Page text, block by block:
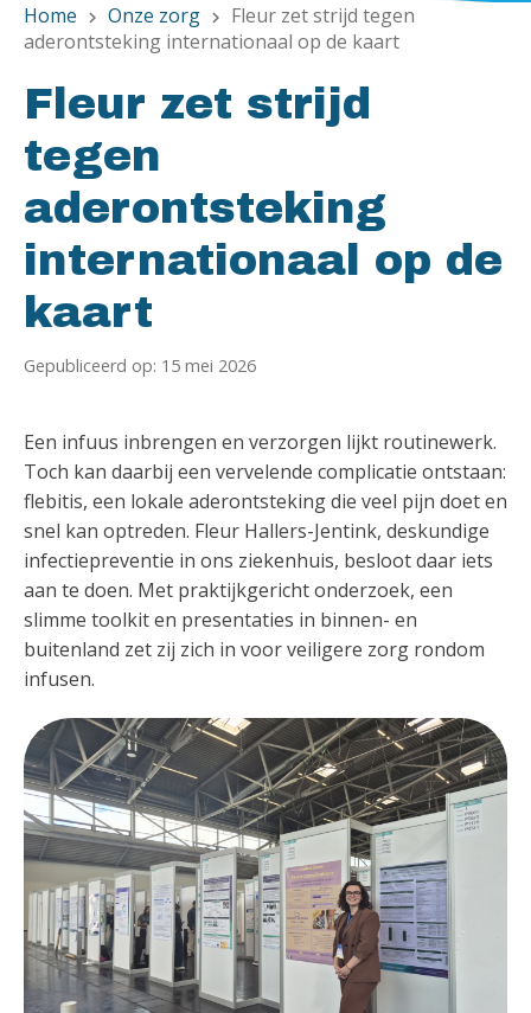
Home chevron_right Onze zorg chevron_right
Fleur zet strijd tegen
aderontsteking internationaal op de kaart
Fleur zet strijd
tegen
aderontsteking
internationaal op de
kaart
Gepubliceerd op: 15 mei 2026
Een infuus inbrengen en verzorgen lijkt routinewerk.
Toch kan daarbij een vervelende complicatie ontstaan:
flebitis, een lokale aderontsteking die veel pijn doet en
snel kan optreden. Fleur Hallers-Jentink, deskundige
infectiepreventie in ons ziekenhuis, besloot daar iets
aan te doen. Met praktijkgericht onderzoek, een
slimme toolkit en presentaties in binnen- en
buitenland zet zij zich in voor veiligere zorg rondom
infusen.